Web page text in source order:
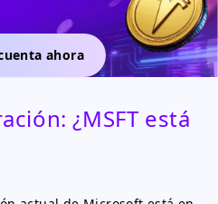
ahora
¿MSFT está